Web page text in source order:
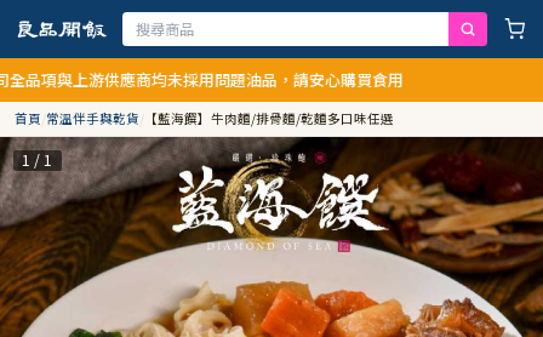
均未採用問題油品，請安心購買食用
首頁/常溫伴手與乾貨/ 【藍海饌】牛肉麵/排骨麵/乾麵多口味任選
1 / 1